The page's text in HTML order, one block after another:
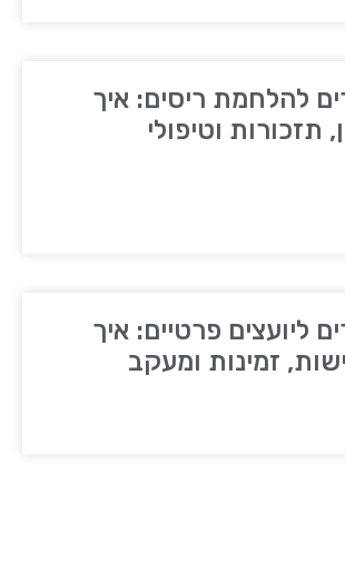
להלחמת ריסים: איך
תזכורות וטיפולי
ליועצים פרטיים: איך
זמינות ומעקב